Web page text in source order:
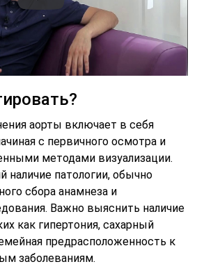
аорты включает в себя
с первичного осмотра и
методами визуализации.
наличие патологии, обычно
сбора анамнеза и
Важно выяснить наличие
как гипертония, сахарный
предрасположенность к
заболеваниям.